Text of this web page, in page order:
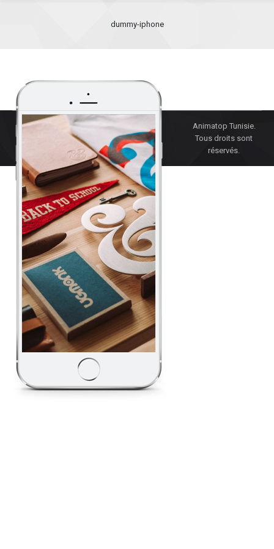
dummy-iphone
Animatop Tunisie.
Tous droits sont
réservés.